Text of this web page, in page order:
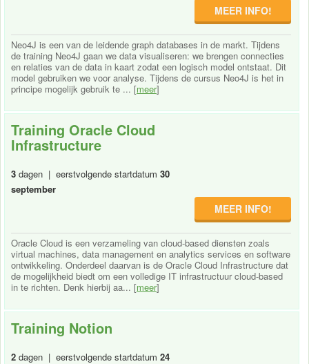
MEER INFO!
Neo4J is een van de leidende graph databases in de markt. Tijdens
de training Neo4J gaan we data visualiseren: we brengen connecties
en relaties van de data in kaart zodat een logisch model ontstaat. Dit
model gebruiken we voor analyse. Tijdens de cursus Neo4J is het in
principe mogelijk gebruik te ... [meer]
Training Oracle Cloud
Infrastructure
3 dagen | eerstvolgende startdatum 30
september
MEER INFO!
Oracle Cloud is een verzameling van cloud-based diensten zoals
virtual machines, data management en analytics services en software
ontwikkeling. Onderdeel daarvan is de Oracle Cloud Infrastructure dat
de mogelijkheid biedt om een volledige IT infrastructuur cloud-based
in te richten. Denk hierbij aa... [meer]
Training Notion
2 dagen | eerstvolgende startdatum 24